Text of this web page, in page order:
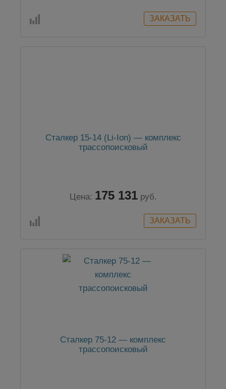
Сталкер 15-14 (Li-Ion) — комплекс
трассопоисковый
Цена: 175 131 руб.
Сталкер 75-12 — комплекс
трассопоисковый